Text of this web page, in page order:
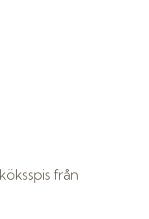
från